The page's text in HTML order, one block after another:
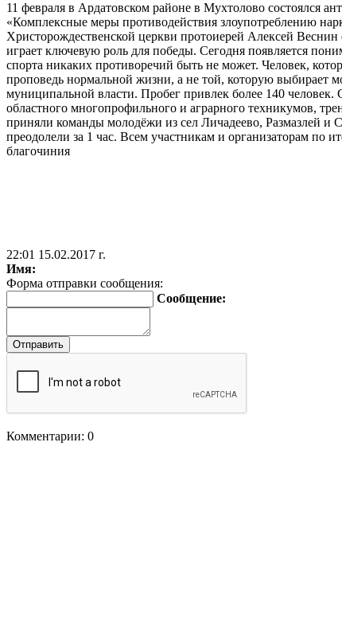
11 февраля в Ардатовском районе в Мухтолово состоялся
«Комплексные меры противодействия злоупотреблению
Христорождественской церкви протоиерей Алексей Веснин
играет ключевую роль для победы. Сегодня появляется
спорта никаких противоречий быть не может. Человек,
проповедь нормальной жизни, а не той, которую выбирает
муниципальной власти. Пробег привлек более 140
областного многопрофильного и аграрного техникумов,
приняли команды молодёжи из сел Личадеево, Размазлей
преодолели за 1 час. Всем участникам и организаторам по
благочиния
22:01 15.02.2017 г.
Имя:
Форма отправки сообщения:
Сообщение:
Комментарии: 0